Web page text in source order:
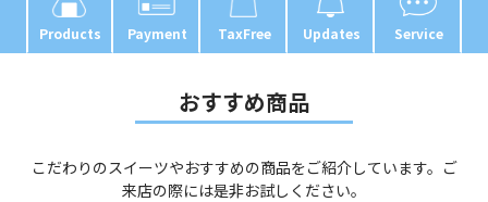
Products Payment TaxFree Updates Service
おすすめ商品
こだわりのスイーツやおすすめの商品をご紹介しています。ご
来店の際には是非お試しください。